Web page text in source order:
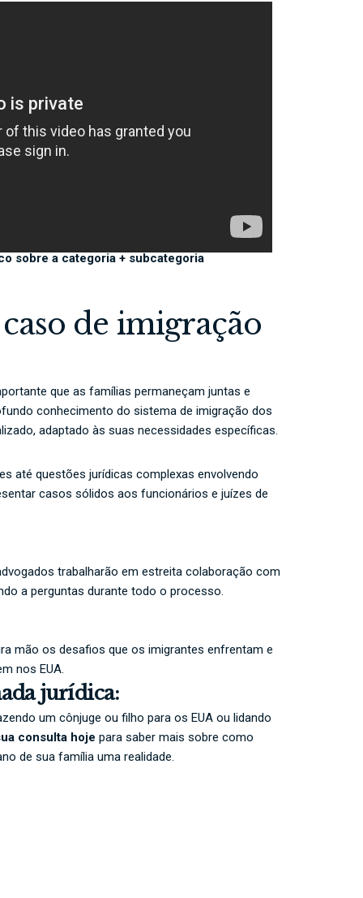
sobre a categoria + subcategoria
de imigração
que as famílias permaneçam juntas e
conhecimento do sistema de imigração dos
adaptado às suas necessidades específicas.
até questões jurídicas complexas envolvendo
casos sólidos aos funcionários e juízes de
trabalharão em estreita colaboração com
a perguntas durante todo o processo.
mão os desafios que os imigrantes enfrentam e
nos EUA.
jurídica:
um cônjuge ou filho para os EUA ou lidando
consulta hoje para saber mais sobre como
de sua família uma realidade.